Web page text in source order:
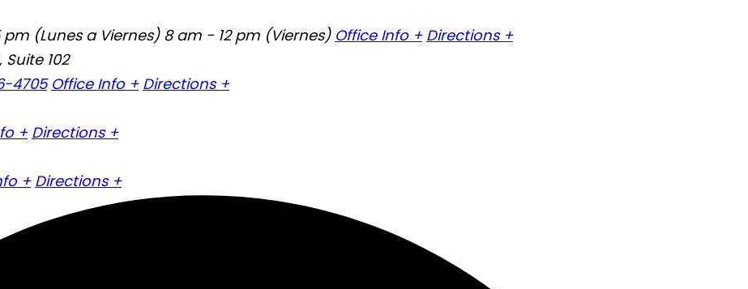
(Lunes a Viernes) 8 am - 12 pm (Viernes) Office Info + Directions +
Suite 102
4705 Office Info + Directions +
+ Directions +
+ Directions +